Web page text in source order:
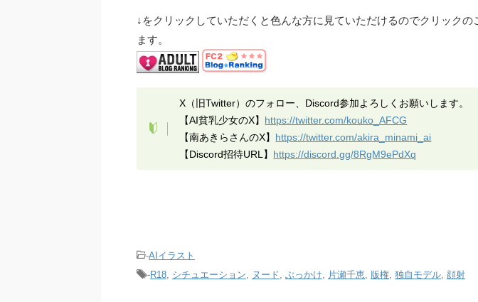
↓をクリックしていただくと色んな方に見ていただけるのでクリックの
ます。
X（旧Twitter）のフォロー、Discord参加よろしくお願いします。
【AI貧乳少女のX】 https://twitter.com/kouko_AFCG
【南あきらさんのX】 https://twitter.com/akira_minami_ai
【Discord招待URL】 https://discord.gg/8RgM9ePdXq
-AIイラスト
-R18, シチュエーション, ヌード, ぶっかけ, 片瀬千恵, 版権, 独自モデル, 顔射